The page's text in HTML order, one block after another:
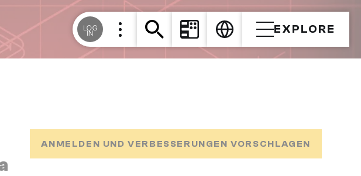
LOG
IN EXPLORE
ANMELDEN UND VERBESSERUNGEN VORSCHLAGEN